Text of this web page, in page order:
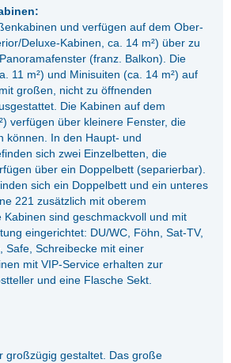
und verfügen auf dem Ober-
Deluxe-Kabinen, ca. 14 m²) über zu
(franz. Balkon). Die
11 m²) und Minisuiten (ca. 14 m²) auf
großen, nicht zu öffnenden
Die Kabinen auf dem
verfügen über kleinere Fenster, die
können. In den Haupt- und
sich zwei Einzelbetten, die
über ein Doppelbett (separierbar).
sich ein Doppelbett und ein unteres
221 zusätzlich mit oberem
sind geschmackvoll und mit
eingerichtet: DU/WC, Föhn, Sat-TV,
Safe, Schreibecke mit einer
mit VIP-Service erhalten zur
und eine Flasche Sekt.
großzügig gestaltet. Das große